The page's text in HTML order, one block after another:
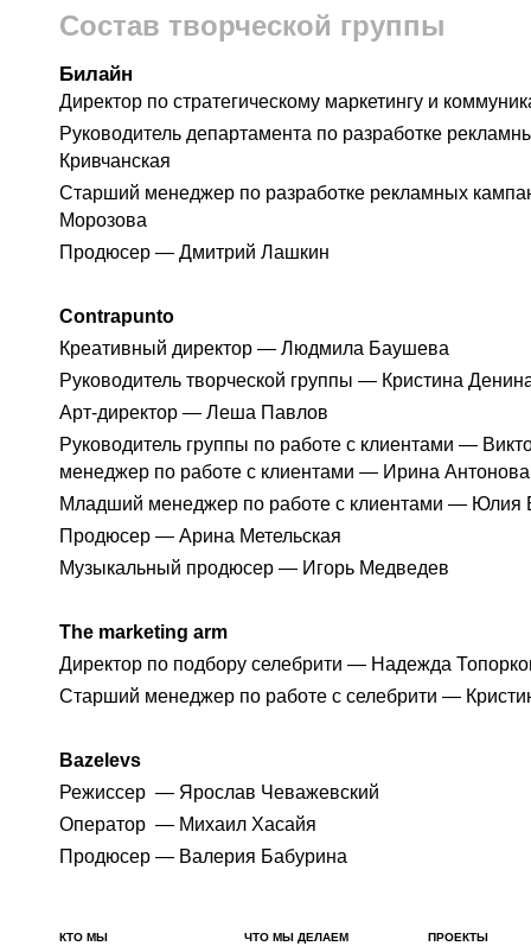
Состав творческой группы
Билайн
Директор по стратегическому маркетингу и
Руководитель департамента по разработке
Кривчанская
Старший менеджер по разработке рекламных
Морозова
Продюсер — Дмитрий Лашкин
Contrapunto
Креативный директор — Людмила Баушева
Руководитель творческой группы — Кристина
Арт-директор — Леша Павлов
Руководитель группы по работе с клиентами —
менеджер по работе с клиентами — Ирина
Младший менеджер по работе с клиентами — Юлия
Продюсер — Арина Метельская
Музыкальный продюсер — Игорь Медведев
The marketing arm
Директор по подбору селебрити — Надежда
Старший менеджер по работе с селебрити —
Bazelevs
Режиссер — Ярослав Чеважевский
Оператор — Михаил Хасайя
Продюсер — Валерия Бабурина
КТО МЫ ЧТО МЫ ДЕЛАЕМ ПРОЕКТЫ